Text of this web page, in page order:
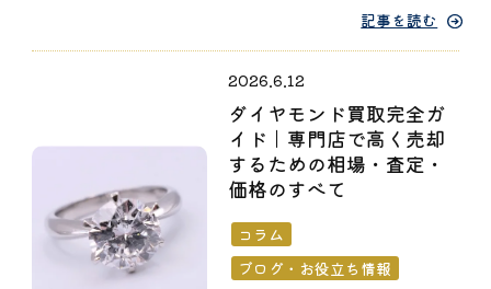
記事を読む
2026.6.12
ダイヤモンド買取完全ガ
イド｜専門店で高く売却
するための相場・査定・
価格のすべて
コラム
ブログ・お役立ち情報